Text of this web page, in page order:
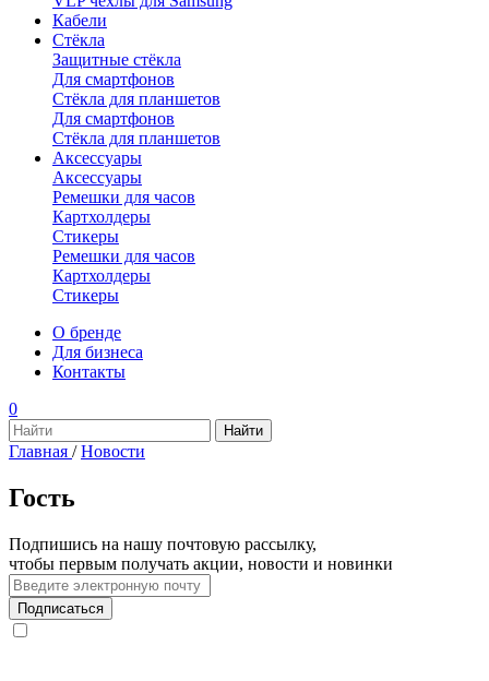
Кабели
Стёкла
Защитные стёкла
Для смартфонов
Стёкла для планшетов
Для смартфонов
Стёкла для планшетов
Аксессуары
Аксессуары
Ремешки для часов
Картхолдеры
Стикеры
Ремешки для часов
Картхолдеры
Стикеры
О бренде
Для бизнеса
Контакты
0
Главная / Новости
Гость
Подпишись на нашу почтовую рассылку,
чтобы первым получать акции, новости и новинки
Подписаться